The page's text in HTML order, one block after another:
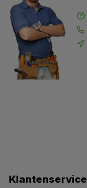
Klantenservice